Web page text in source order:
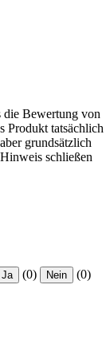
die Bewertung von
Produkt tatsächlich
grundsätzlich
Hinweis schließen
Ja (0) Nein (0)